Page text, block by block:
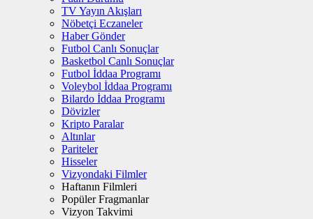
TV Yayın Akışları
Nöbetçi Eczaneler
Haber Gönder
Futbol Canlı Sonuçlar
Basketbol Canlı Sonuçlar
Futbol İddaa Programı
Voleybol İddaa Programı
Bilardo İddaa Programı
Dövizler
Kripto Paralar
Altınlar
Pariteler
Hisseler
Vizyondaki Filmler
Haftanın Filmleri
Popüler Fragmanlar
Vizyon Takvimi